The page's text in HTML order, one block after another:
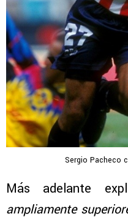
Sergio Pacheco
Más adelante
ampliamente